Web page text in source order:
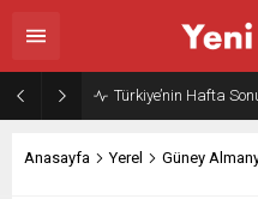
Gazze’nin geleceği:
Anasayfa Yerel Güney